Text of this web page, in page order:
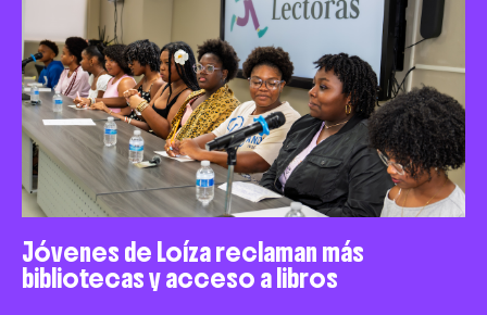
Jóvenes de Loíza reclaman más
bibliotecas y acceso a libros